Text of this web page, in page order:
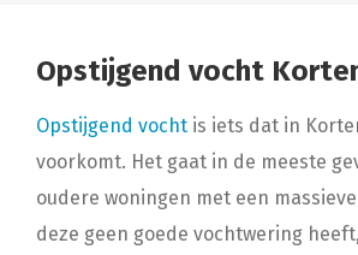
Opstijgend vocht
Opstijgend vocht is iets dat in
voorkomt. Het gaat in de meeste
oudere woningen met een
deze geen goede vochtwering